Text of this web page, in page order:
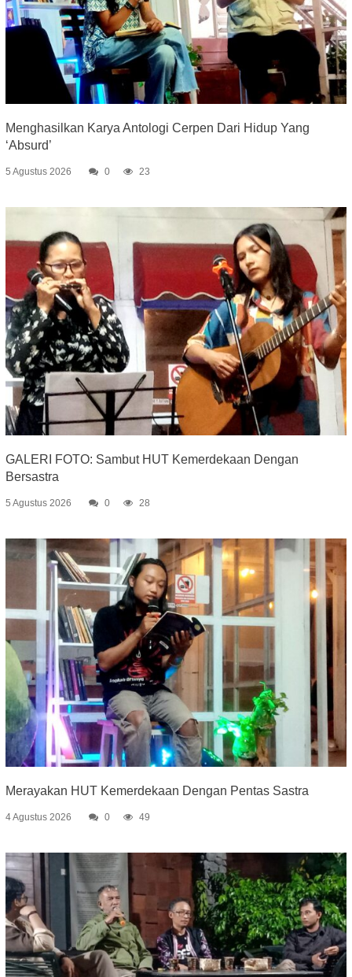
Menghasilkan Karya Antologi Cerpen Dari Hidup Yang
‘Absurd’
5 Agustus 2026 0 23
GALERI FOTO: Sambut HUT Kemerdekaan Dengan
Bersastra
5 Agustus 2026 0 28
Merayakan HUT Kemerdekaan Dengan Pentas Sastra
4 Agustus 2026 0 49